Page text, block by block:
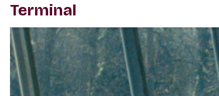
Terminal